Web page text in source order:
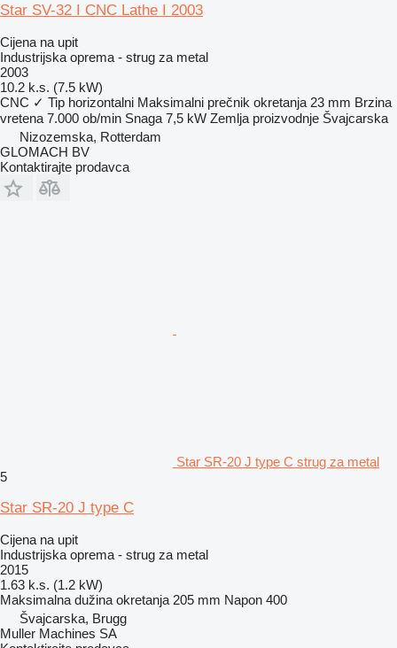
Star SV-32 I CNC Lathe I 2003
Cijena na upit
Industrijska oprema - strug za metal
2003
10.2 k.s. (7.5 kW)
CNC ✓ Tip horizontalni Maksimalni prečnik okretanja 23 mm Brzina
vretena 7.000 ob/min Snaga 7,5 kW Zemlja proizvodnje Švајcarska
Nizozemska, Rotterdam
GLOMACH BV
Kontaktirajte prodavca
Star SR-20 J type C strug za metal
5
Star SR-20 J type C
Cijena na upit
Industrijska oprema - strug za metal
2015
1.63 k.s. (1.2 kW)
Maksimalna dužina okretanja 205 mm Napon 400
Švајcarska, Brugg
Muller Machines SA